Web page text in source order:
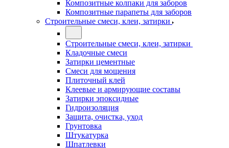
Композитные колпаки для заборов
Композитные парапеты для заборов
Строительные смеси, клеи, затирки
Строительные смеси, клеи, затирки
Кладочные смеси
Затирки цементные
Смеси для мощения
Плиточный клей
Клеевые и армирующие составы
Затирки эпоксидные
Гидроизоляция
Защита, очистка, уход
Грунтовка
Штукатурка
Шпатлевки